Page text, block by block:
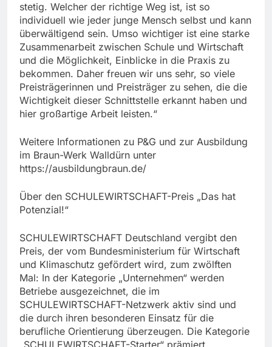
stetig. Welcher der richtige Weg ist, ist so
individuell wie jeder junge Mensch selbst und kann
überwältigend sein. Umso wichtiger ist eine starke
Zusammenarbeit zwischen Schule und Wirtschaft
und die Möglichkeit, Einblicke in die Praxis zu
bekommen. Daher freuen wir uns sehr, so viele
Preisträgerinnen und Preisträger zu sehen, die die
Wichtigkeit dieser Schnittstelle erkannt haben und
hier großartige Arbeit leisten.“
Weitere Informationen zu P&G und zur Ausbildung
im Braun-Werk Walldürn unter
https://ausbildungbraun.de/
Über den SCHULEWIRTSCHAFT-Preis „Das hat
Potenzial!“
SCHULEWIRTSCHAFT Deutschland vergibt den
Preis, der vom Bundesministerium für Wirtschaft
und Klimaschutz gefördert wird, zum zwölften
Mal: In der Kategorie „Unternehmen“ werden
Betriebe ausgezeichnet, die im
SCHULEWIRTSCHAFT-Netzwerk aktiv sind und
die durch ihren besonderen Einsatz für die
berufliche Orientierung überzeugen. Die Kategorie